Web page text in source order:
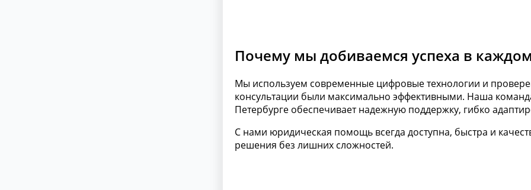
Почему мы добиваемся успеха в
Мы используем современные цифровые технологии и
консультации были максимально эффективными. Наша
Петербурге обеспечивает надежную поддержку, гибко
С нами юридическая помощь всегда доступна, быстра и
решения без лишних сложностей.